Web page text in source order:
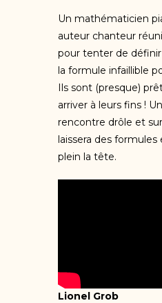
Un mathématicien
auteur chanteur
pour tenter de
la formule infaillible
Ils sont (presque)
arriver à leurs fins !
rencontre drôle et
laissera des
plein la tête.
Lionel Grob